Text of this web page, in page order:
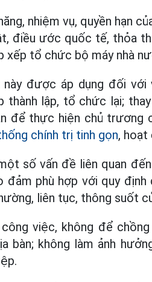
nhiệm vụ, quyền hạn
điều ước quốc tế, thỏa
xếp tổ chức bộ máy nhà
này được áp dụng đối
thành lập, tổ chức lại;
để thực hiện chủ
chính trị tinh gọn, hoạt
số vấn đề liên quan
đảm phù hợp với quy
liên tục, thông suốt
việc, không để
bàn; không làm ảnh